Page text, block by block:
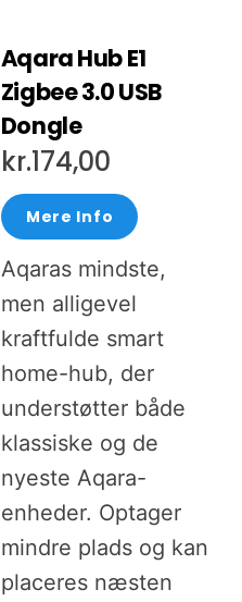
Aqara Hub E1
Zigbee 3.0 USB
Dongle
kr.174,00
Mere Info
Aqaras mindste,
men alligevel
kraftfulde smart
home-hub, der
understøtter både
klassiske og de
nyeste Aqara-
enheder. Optager
mindre plads og kan
placeres næsten